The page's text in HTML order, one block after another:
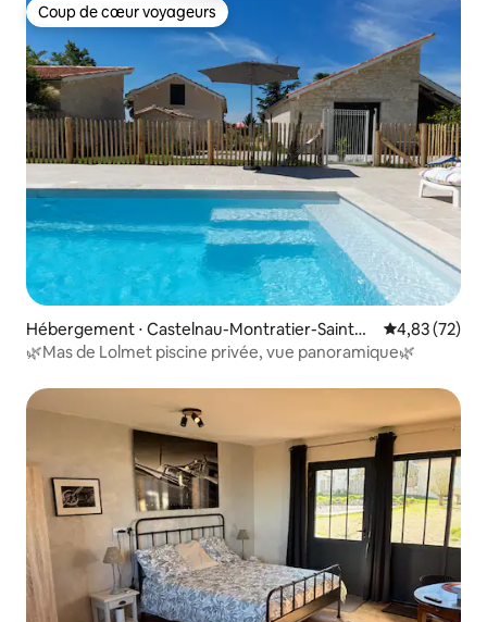
Coup de cœur voyageurs
Coup de cœur voyageurs
Hébergement ⋅ Castelnau-Montratier-Sainte-
Alauzie
Évaluation
4,83 (72)
🌿Mas de Lolmet piscine privée, vue panoramique🌿